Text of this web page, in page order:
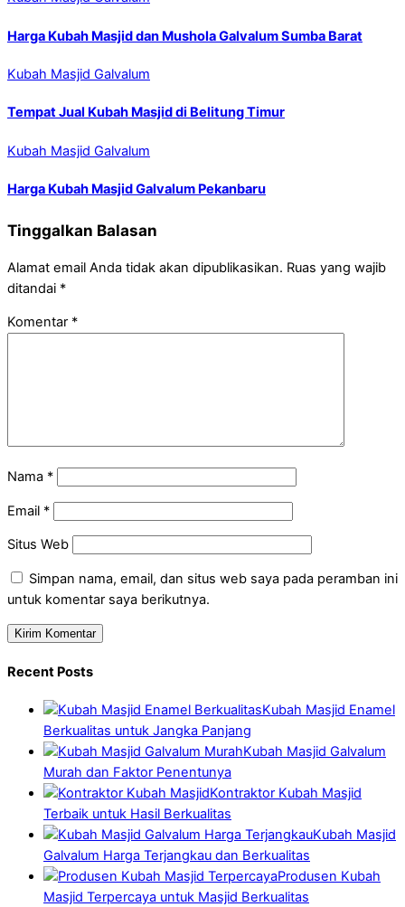
Harga Kubah Masjid dan Mushola Galvalum Sumba Barat
Kubah Masjid Galvalum
Tempat Jual Kubah Masjid di Belitung Timur
Kubah Masjid Galvalum
Harga Kubah Masjid Galvalum Pekanbaru
Tinggalkan Balasan
Alamat email Anda tidak akan dipublikasikan. Ruas yang wajib
ditandai *
Komentar *
Nama *
Email *
Situs Web
Simpan nama, email, dan situs web saya pada peramban ini
untuk komentar saya berikutnya.
Recent Posts
Kubah Masjid Enamel
Berkualitas untuk Jangka Panjang
Kubah Masjid Galvalum
Murah dan Faktor Penentunya
Kontraktor Kubah Masjid
Terbaik untuk Hasil Berkualitas
Kubah Masjid
Galvalum Harga Terjangkau dan Berkualitas
Produsen Kubah
Masjid Terpercaya untuk Masjid Berkualitas